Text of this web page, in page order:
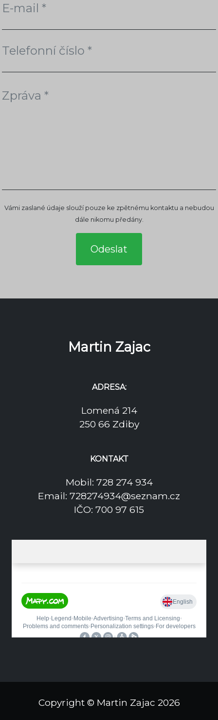
Vámi zaslané údaje slouží pouze ke zpětnému kontaktu a nebudou
dále nikomu předány.
Odeslat
Martin Zajac
ADRESA:
Lomená 214
250 66 Zdiby
KONTAKT
Mobil: 728 274 934
Email: 728274934@seznam.cz
IČO: 700 97 615
Copyright © Martin Zajac 2026